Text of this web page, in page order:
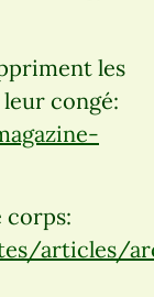
les
congé:
corps:
articles/